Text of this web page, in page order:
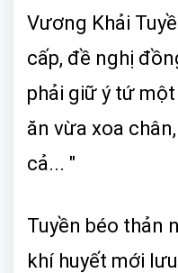
Vương Khải
cấp, đề nghị
phải giữ ý tứ
ăn vừa xoa
cả... "
Tuyền béo thản
khí huyết mới